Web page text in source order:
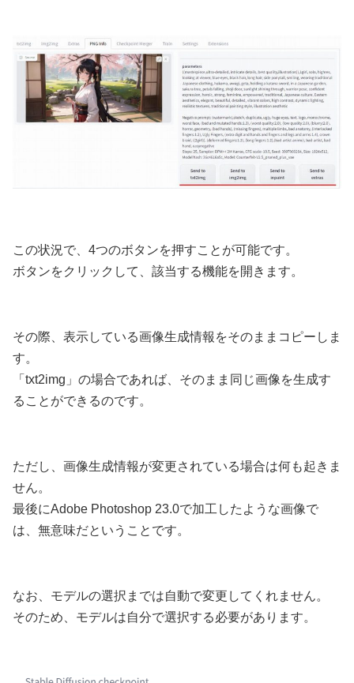
この状況で、4つのボタンを押すことが可能です。
ボタンをクリックして、該当する機能を開きます。
その際、表示している画像生成情報をそのままコピーしま
す。
「txt2img」の場合であれば、そのまま同じ画像を生成す
ることができるのです。
ただし、画像生成情報が変更されている場合は何も起きま
せん。
最後にAdobe Photoshop 23.0で加工したような画像で
は、無意味だということです。
なお、モデルの選択までは自動で変更してくれません。
そのため、モデルは自分で選択する必要があります。